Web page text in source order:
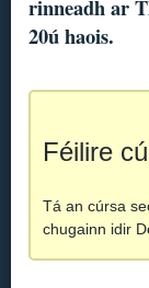
rinneadh ar
20ú haois.
Féilire
Tá an cúrsa
chugainn idir